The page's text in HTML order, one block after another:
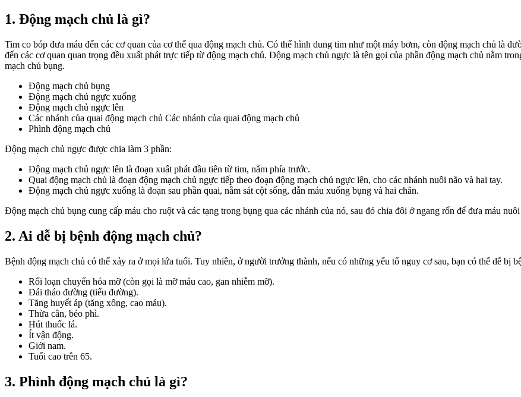
1. Động mạch chủ là gì?
Tim co bóp đưa máu đến các cơ quan của cơ thể qua động mạch chủ. Có thể hình dung tim như một máy bơm, còn động mạch chủ là
đến các cơ quan quan trọng đều xuất phát trực tiếp từ động mạch chủ. Động mạch chủ ngực là tên gọi của phần động mạch chủ nằm
mạch chủ bụng.
Động mạch chủ bụng
Động mạch chủ ngực xuống
Động mạch chủ ngực lên
Các nhánh của quai động mạch chủ Các nhánh của quai động mạch chủ
Phình động mạch chủ
Động mạch chủ ngực được chia làm 3 phần:
Động mạch chủ ngực lên là đoạn xuất phát đầu tiên từ tim, nằm phía trước.
Quai động mạch chủ là đoạn động mạch chủ ngực tiếp theo đoạn động mạch chủ ngực lên, cho các nhánh nuôi não và hai tay.
Động mạch chủ ngực xuống là đoạn sau phần quai, nằm sát cột sống, dẫn máu xuống bụng và hai chân.
Động mạch chủ bụng cung cấp máu cho ruột và các tạng trong bụng qua các nhánh của nó, sau đó chia đôi ở ngang rốn để đưa máu
2. Ai dễ bị bệnh động mạch chủ?
Bệnh động mạch chủ có thể xảy ra ở mọi lứa tuổi. Tuy nhiên, ở người trưởng thành, nếu có những yếu tố nguy cơ sau, bạn có thể dễ bị
Rối loạn chuyển hóa mỡ (còn gọi là mỡ máu cao, gan nhiễm mỡ).
Đái tháo đường (tiểu đường).
Tăng huyết áp (tăng xông, cao máu).
Thừa cân, béo phì.
Hút thuốc lá.
Ít vận động.
Giới nam.
Tuổi cao trên 65.
3. Phình động mạch chủ là gì?